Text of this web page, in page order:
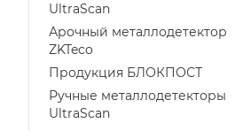
UltraScan
Арочный металлодетектор
ZKTeco
Продукция БЛОКПОСТ
Ручные металлодетекторы
UltraScan